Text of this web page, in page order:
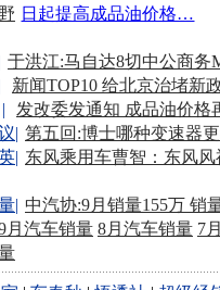
日起提高成品油价格…
于洪江:马自达8切中公商务
新闻TOP10 给北京治堵新
|
发改委发通知 成品油价格
| 第五回:博士哪种变速器
| 东风乘用车曹智：东风风
| 中汽协:9月销量155万 销
月汽车销量 8月汽车销量 7